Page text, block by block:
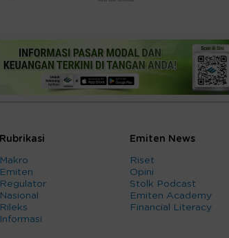
Rubrikasi
Makro
Emiten
Regulator
Nasional
Rileks
Informasi
Emiten News
Riset
Opini
Stolk Podcast
Emiten Academy
Financial Literacy